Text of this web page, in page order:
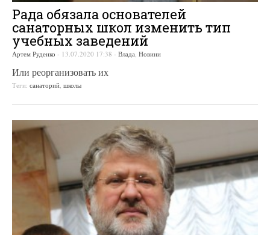
Рада обязала основателей
санаторных школ изменить тип
учебных заведений
Артем Руденко - 13.07.2020 17:38 - Влада, Новини
Или реорганизовать их
Теги: санаторий, школы